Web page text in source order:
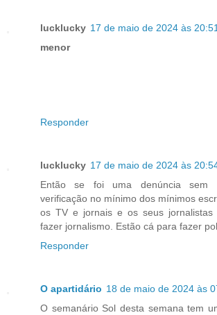
lucklucky 17 de maio de 2024 às 20:51
menor
Responder
lucklucky 17 de maio de 2024 às
Então se foi uma denúncia sem
verificação no mínimo dos mínimos
os TV e jornais e os seus
fazer jornalismo. Estão cá para fazer
Responder
O apartidário 18 de maio de 2024 às
O semanário Sol desta semana tem